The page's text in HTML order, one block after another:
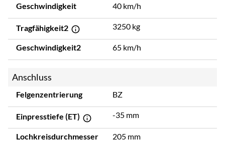
Geschwindigkeit 40 km/h
Tragfähigkeit2 3250 kg
Geschwindigkeit2 65 km/h
Anschluss
Felgenzentrierung BZ
Einpresstiefe (ET) -35 mm
Lochkreisdurchmesser
205 mm